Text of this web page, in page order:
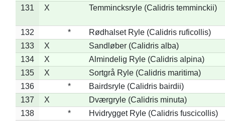
131
X Temmincksryle (Calidris temminckii)
132 *
Rødhalset Ryle (Calidris ruficollis)
133
X
Sandløber (Calidris alba)
134
X
Almindelig Ryle (Calidris alpina)
135
X
Sortgrå Ryle (Calidris maritima)
136
*
Bairdsryle (Calidris bairdii)
137
X
Dværgryle (Calidris minuta)
138
*
Hvidrygget Ryle (Calidris fuscicollis)